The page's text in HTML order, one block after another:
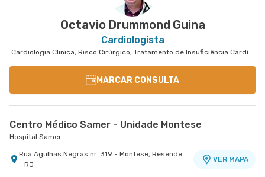
Octavio Drummond Guina
Cardiologista
Cardiologia Clinica, Risco Cirúrgico, Tratamento de Insuficiência Cardíaca
MARCAR CONSULTA
Centro Médico Samer - Unidade Montese
Hospital Samer
Rua Agulhas Negras nr. 319 - Montese, Resende
- RJ
VER MAPA